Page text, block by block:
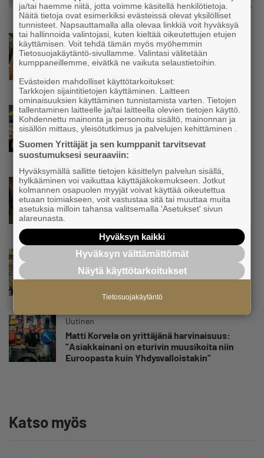
olen katsonut useasti kuolemaa silmiin, olen
oppinut kestämään myös yrittäjyyteen
kuuluvaa epävarmuutta”
Uutinen
Siivousyrittäjän työntekijä joutuu
matkustamaan yli 300 kilometriä
suorittaakseen ajokortin – ”Ei aja syrjäseudun
etua”
Uutinen
Isät opettelevat kampauksia oluen äärellä –
Voimamiehen lettivideot poikivat yrittäjälle
satoja yhteydenottoja
Uutinen
Koneyrittäjät: Lainsäädännössä ”villisian
mentävä porsaanreikä” – ”Rajoitusten
yrittäjän harteille”
Uutinen
Yrittäjien Mikael Pentikäiseltä YEL-varoitus
hallitukselle: ”Voi tulla ikävä yllätys”
Uutinen
Matti Korvela on yrittäjänä harvinaisuus:
”Asiakkainani on eturivin muusikoita niin
Euroopasta kuin Yhdysvalloistakin”
Katso myös
ja/tai haemme niitä, jotta voimme käsitellä henkilötietoja.
Näitä tietoja ovat esimerkiksi evästeissä olevat yksilölliset
tunnisteet. Napsauttamalla alla olevaa linkkiä voit hyväksyä
tai hallinnoida valintojasi, kuten kieltää oikeutettujen etujen
käyttämisen. Voit tehdä tämän myös myöhemmin
Tietosuojakäytäntö-sivullamme. Valintasi välitetään
kumppaneillemme, eivätkä ne vaikuta selaustietoihin.
Evästeiden mahdolliset käyttötarkoitukset:
Tarkkojen sijaintitietojen käyttäminen. Laitteen
ominaisuuksien käyttäminen tunnistamista varten. Tietojen
tallentaminen laitteelle ja/tai laitteella olevien tietojen käyttö.
Kohdennettu mainonta ja personoitu sisältö, mainonnan ja
sisällön mittaus, yleisötutkimus ja palvelujen kehittäminen .
Suomen Yrittäjät ja sen kumppanit tarvitsevat
suostumuksesi seuraaviin:
Hyväksymällä sallitte tietojen käsittelyn palvelun sisällä,
hylkääminen voi vaikuttaa käyttäjäkokemukseen. Jotkut
kolmannen osapuolen myyjät voivat käyttää oikeutettua
etuaan toimiakseen, voit vastustaa sitä tai muuttaa muita
asetuksia milloin tahansa valitsemalla 'Asetukset' sivun
alareunasta.
Hyväksyn kaikki
Hyväksyn välttämättömät
Näytä käyttötarkoitukset
Tietosuojakäytäntö